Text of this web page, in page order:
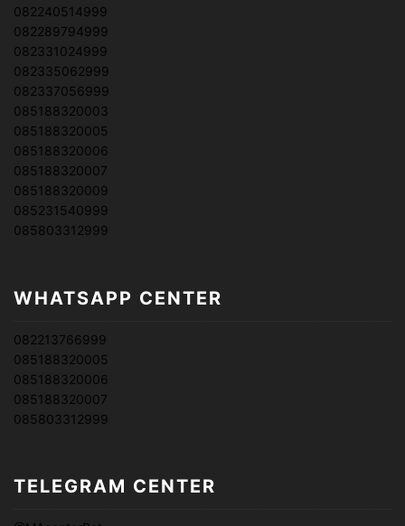
082240514999
082289794999
082331024999
082335062999
082337056999
085188320003
085188320005
085188320006
085188320007
085188320009
085231540999
085803312999
WHATSAPP CENTER
082213766999
085188320005
085188320006
085188320007
085803312999
TELEGRAM CENTER